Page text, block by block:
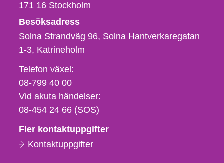
171 16 Stockholm
Besöksadress
Solna Strandväg 96, Solna Hantverkaregatan
1-3 Katrineholm
Telefon,
fax
och
e-
Telefon växel:
08-799 40 00
Vid akuta händelser:
08-454 24 66 (SOS)
Fler kontaktuppgifter
Kontaktuppgifter